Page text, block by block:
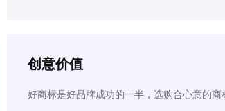
创意价值
好商标是好品牌成功的一半，选购合心意的商